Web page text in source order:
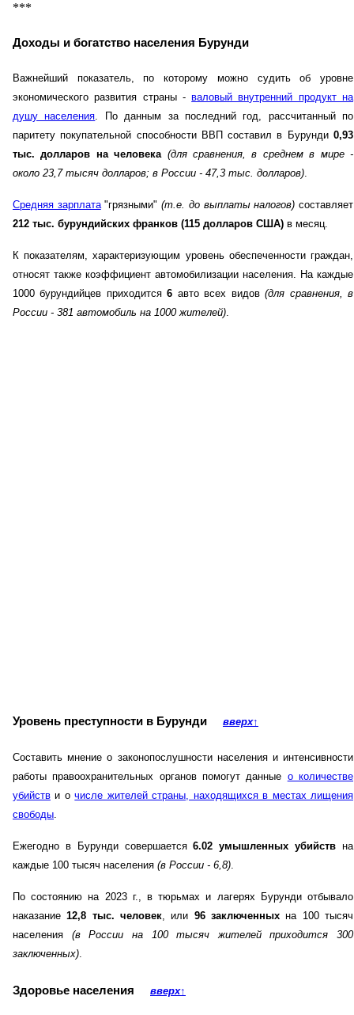
***
Доходы и богатство населения Бурунди
Важнейший показатель, по которому можно судить об уровне
экономического развития страны -валовый внутренний продукт на
душу населения. По данным за последний год, рассчитанный по
паритету покупательной способности ВВП составил в Бурунди 0,93
тыс. долларов на человека (для сравнения, в среднем в мире -
около 23,7 тысяч долларов; в России - 47,3 тыс. долларов).
Средняя зарплата"грязными"(т.е. до выплаты налогов) составляет
212 тыс. бурундийских франков (115 долларов США) в месяц.
К показателям, характеризующим уровень обеспеченности граждан,
относят также коэффициент автомобилизации населения. На каждые
1000 бурундийцев приходится6 авто всех видов(для сравнения, в
России - 381 автомобиль на 1000 жителей).
Уровень преступности в Бурунди вверх↑
Составить мнение о законопослушности населения и интенсивности
работы правоохранительных органов помогут данные о количестве
убийств и очисле жителей страны, находящихся в местах лищения
свободы.
Ежегодно в Бурунди совершается6.02 умышленных убийств на
каждые 100 тысяч населения (в России - 6,8).
По состоянию на 2023 г., в тюрьмах и лагерях Бурунди отбывало
наказание12,8 тыс. человек, или 96 заключенных на 100 тысяч
населения (в России на 100 тысяч жителей приходится 300
заключенных).
Здоровье населения вверх↑